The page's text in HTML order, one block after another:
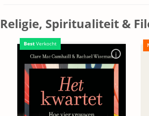
Religie, Spiritualiteit &
Best Verkocht